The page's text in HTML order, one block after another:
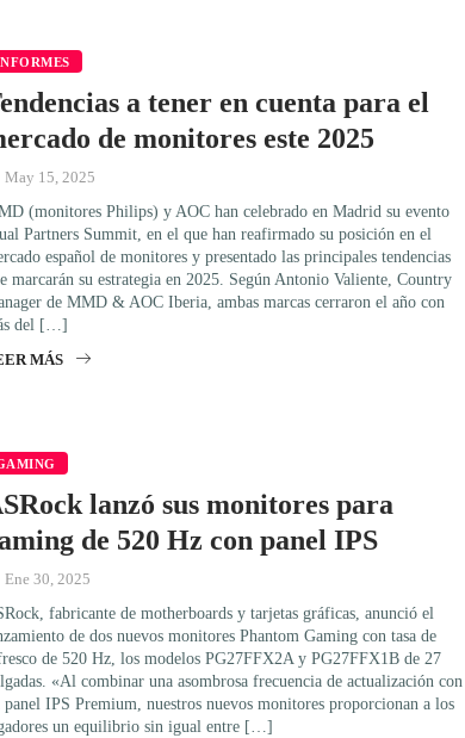
a tener en cuenta para el
de monitores este 2025
May 15, 2025
(monitores Philips) y AOC han celebrado en Madrid su evento
Partners Summit, en el que han reafirmado su posición en el
español de monitores y presentado las principales tendencias
marcarán su estrategia en 2025. Según Antonio Valiente, Country
de MMD & AOC Iberia, ambas marcas cerraron el año con
del […]
MÁS
lanzó sus monitores para
de 520 Hz con panel IPS
Ene 30, 2025
fabricante de motherboards y tarjetas gráficas, anunció el
de dos nuevos monitores Phantom Gaming con tasa de
de 520 Hz, los modelos PG27FFX2A y PG27FFX1B de 27
«Al combinar una asombrosa frecuencia de actualización con
panel IPS Premium, nuestros nuevos monitores proporcionan a los
un equilibrio sin igual entre […]